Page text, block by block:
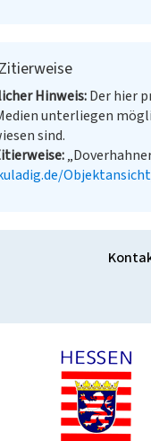
Hinweis Der hier
unterliegen
sind.